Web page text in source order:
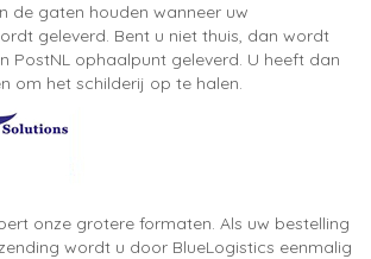
de gaten houden wanneer uw
geleverd. Bent u niet thuis, dan wordt
PostNL ophaalpunt geleverd. U heeft dan
om het schilderij op te halen.
onze grotere formaten. Als uw bestelling
wordt u door BlueLogistics eenmalig